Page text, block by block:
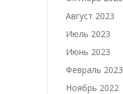
Август 2023
Июль 2023
Июнь 2023
Февраль 2023
Ноябрь 2022